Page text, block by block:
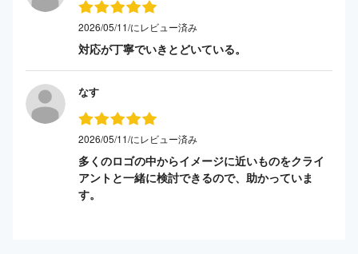
2026/05/11/にレビュー済み
対応が丁寧でいきとどいている。
なす
2026/05/11/にレビュー済み
多くのロゴの中からイメージに近いものをクライ
アントと一緒に検討できるので、助かっていま
す。